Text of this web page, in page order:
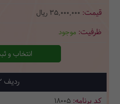
35,000,000 ریال
موجود
انتخاب و
18005